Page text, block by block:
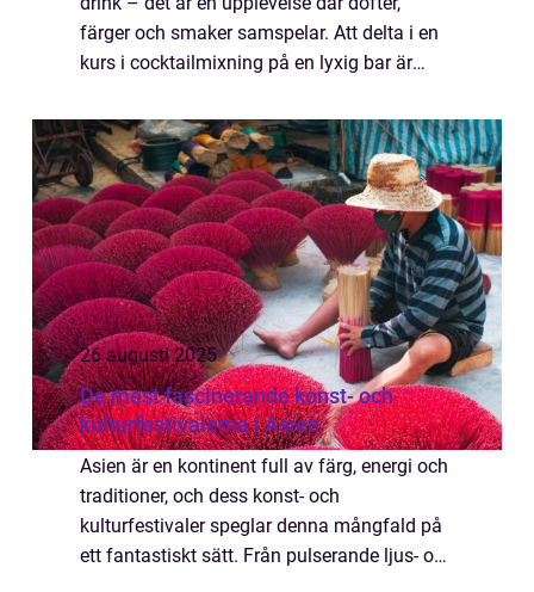
färger och smaker samspelar. Att delta i en
kurs i cocktailmixning på en lyxig bar är
26 augusti 2025
De mest fascinerande konst- och
kulturfestivalerna i Asien
Asien är en kontinent full av färg, energi och
traditioner, och dess konst- och
kulturfestivaler speglar denna mångfald på
ett fantastiskt sätt. Från pulserande ljus- och